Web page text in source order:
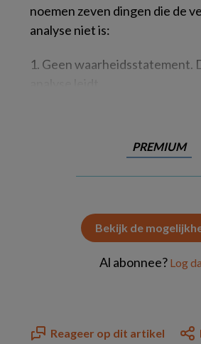
noemen zeven dingen die de
analyse niet is:
1. Geen waarheidsstatement.
PREMIUM
Bekijk de
Al abonnee? Log
Reageer op dit artikel